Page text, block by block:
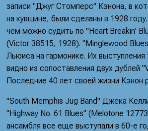
записи "Джуг Стомперс" Кэнона, в
на кувшине, были сделаны в 1928
чем можно судить по "Heart Breakin'
(Victor 38515, 1928). "Minglewood
Льюиса на гармонике. Их
видно из сопоставления двух дублей
Последние 40 лет своей жизни
"South Memphis Jug Band" Джека
"Highway No. 61 Blues" (Melotone
ансамбля все еще выступали в 60-е